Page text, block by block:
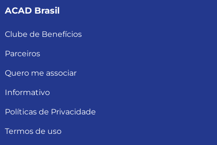
ACAD Brasil
Clube de Benefícios
Parceiros
Quero me associar
Informativo
Políticas de Privacidade
Termos de uso